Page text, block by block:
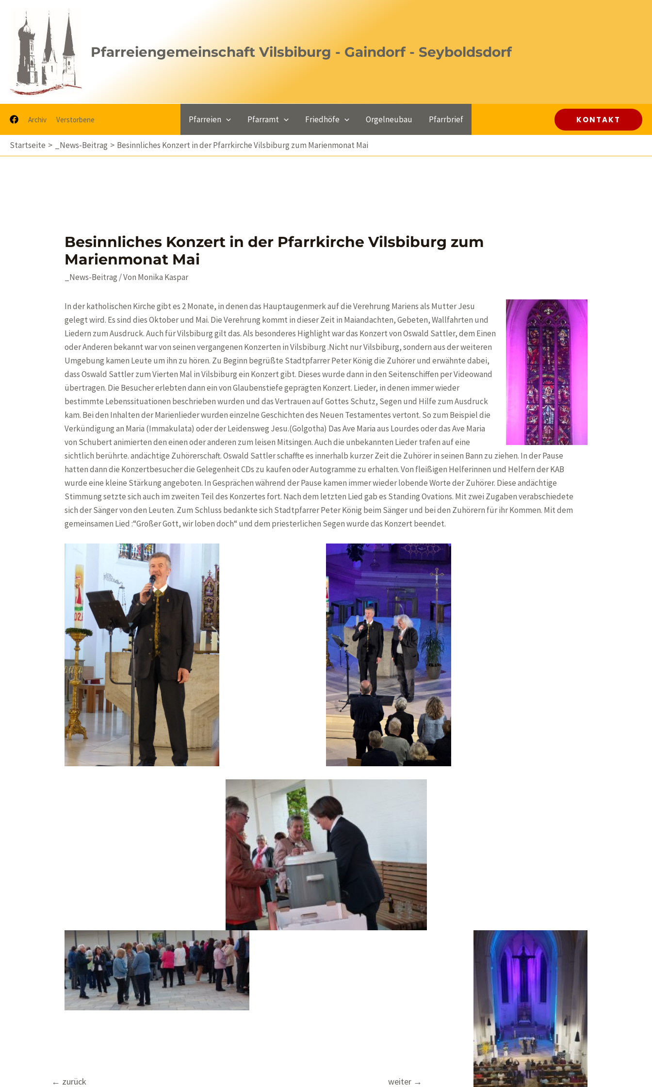
springen
Pfarreiengemeinschaft Vilsbiburg - Gaindorf - Seyboldsdorf
Archiv Verstorbene Pfarreien Pfarramt Friedhöfe Orgelneubau Pfarrbrief KONTAKT
Startseite _News-Beitrag Besinnliches Konzert in der Pfarrkirche Vilsbiburg zum Marienmonat Mai
Besinnliches Konzert in der Pfarrkirche Vilsbiburg zum
Marienmonat Mai
_News-Beitrag / Von Monika Kaspar
In der katholischen Kirche gibt es 2 Monate, in denen das Hauptaugenmerk auf die Verehrung Mariens als Mutter Jesu
gelegt wird. Es sind dies Oktober und Mai. Die Verehrung kommt in dieser Zeit in Maiandachten, Gebeten, Wallfahrten und
Liedern zum Ausdruck. Auch für Vilsbiburg gilt das. Als besonderes Highlight war das Konzert von Oswald Sattler, dem Einen
oder Anderen bekannt war von seinen vergangenen Konzerten in Vilsbiburg .Nicht nur Vilsbiburg, sondern aus der weiteren
Umgebung kamen Leute um ihn zu hören. Zu Beginn begrüßte Stadtpfarrer Peter König die Zuhörer und erwähnte dabei,
dass Oswald Sattler zum Vierten Mal in Vilsbiburg ein Konzert gibt. Dieses wurde dann in den Seitenschiffen per Videowand
übertragen. Die Besucher erlebten dann ein von Glaubenstiefe geprägten Konzert. Lieder, in denen immer wieder
bestimmte Lebenssituationen beschrieben wurden und das Vertrauen auf Gottes Schutz, Segen und Hilfe zum Ausdruck
kam. Bei den Inhalten der Marienlieder wurden einzelne Geschichten des Neuen Testamentes vertont. So zum Beispiel die
Verkündigung an Maria (Immakulata) oder der Leidensweg Jesu.(Golgotha) Das Ave Maria aus Lourdes oder das Ave Maria
von Schubert animierten den einen oder anderen zum leisen Mitsingen. Auch die unbekannten Lieder trafen auf eine
sichtlich berührte. andächtige Zuhörerschaft. Oswald Sattler schaffte es innerhalb kurzer Zeit die Zuhörer in seinen Bann zu ziehen. In der Pause
hatten dann die Konzertbesucher die Gelegenheit CDs zu kaufen oder Autogramme zu erhalten. Von fleißigen Helferinnen und Helfern der KAB
wurde eine kleine Stärkung angeboten. In Gesprächen während der Pause kamen immer wieder lobende Worte der Zuhörer. Diese andächtige
Stimmung setzte sich auch im zweiten Teil des Konzertes fort. Nach dem letzten Lied gab es Standing Ovations. Mit zwei Zugaben verabschiedete
sich der Sänger von den Leuten. Zum Schluss bedankte sich Stadtpfarrer Peter König beim Sänger und bei den Zuhörern für ihr Kommen. Mit dem
gemeinsamen Lied :“Großer Gott, wir loben doch“ und dem priesterlichen Segen wurde das Konzert beendet.
Beitragsnavigation
← zurück weiter →